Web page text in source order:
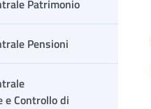
Patrimonio
Pensioni
e Controllo di